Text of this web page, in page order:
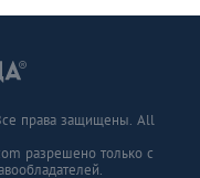
права защищены. All
разрешено только с